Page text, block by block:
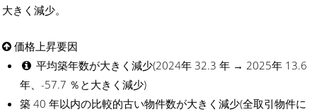
大きく減少。
価格上昇要因
平均築年数が大きく減少(2024年 32.3 年 → 2025年 13.6
年、-57.7 ％と大きく減少)
築 40 年以内の比較的古い物件数が大きく減少(全取引物件に